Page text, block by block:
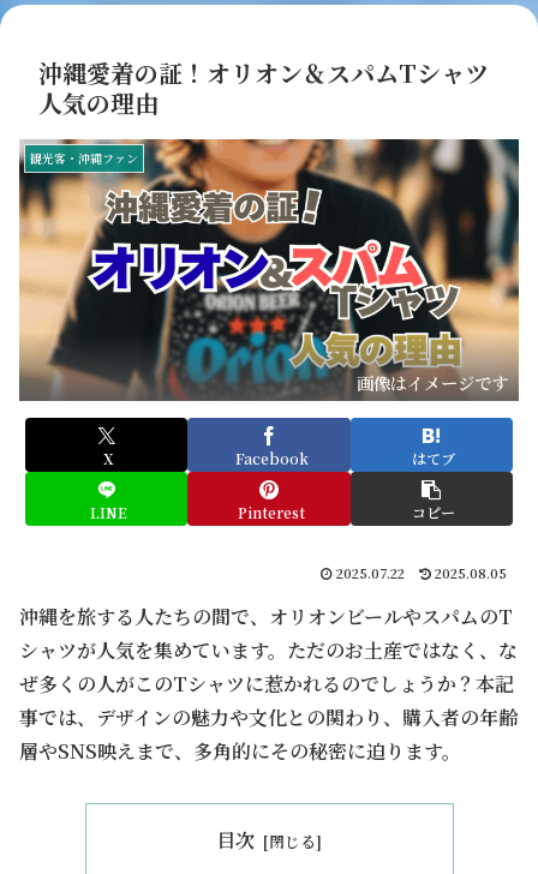
沖縄愛着の証！オリオン＆スパムTシャツ
人気の理由
観光客・沖縄ファン
画像はイメージです
X Facebook はてブ
LINE Pinterest コピー
2025.07.22 2025.08.05
沖縄を旅する人たちの間で、オリオンビールやスパムのT
シャツが人気を集めています。ただのお土産ではなく、な
ぜ多くの人がこのTシャツに惹かれるのでしょうか？本記
事では、デザインの魅力や文化との関わり、購入者の年齢
層やSNS映えまで、多角的にその秘密に迫ります。
目次